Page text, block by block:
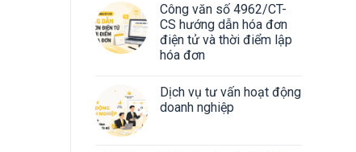
Công văn số 4962/CT-
CS hướng dẫn hóa đơn
điện tử và thời điểm lập
hóa đơn
Dịch vụ tư vấn hoạt động
doanh nghiệp